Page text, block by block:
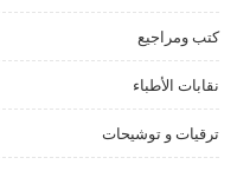
كتب ومراجيع
نقابات الأطباء
ترقيات و توشيحات